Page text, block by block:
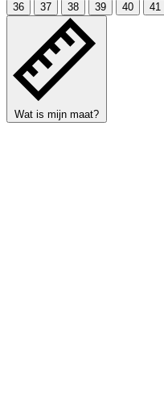
36 37 38 39 40 41
Wat is mijn maat?